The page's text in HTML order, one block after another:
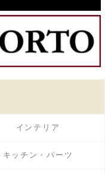
インテリア
キッチン・パーツ